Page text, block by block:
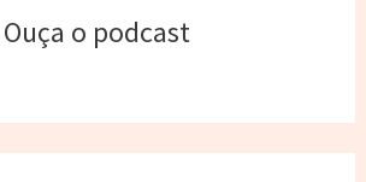
Ouça o podcast